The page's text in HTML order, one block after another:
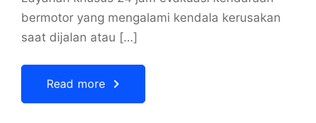
bermotor yang mengalami kendala kerusakan
saat dijalan atau […]
Read more